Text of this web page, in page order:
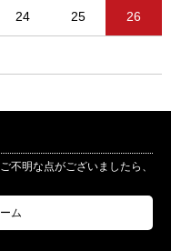
24 25 26
不明な点がございましたら、
ム